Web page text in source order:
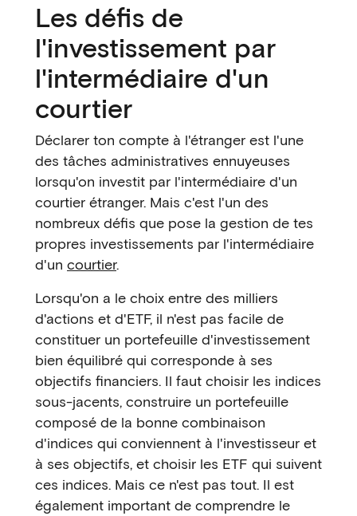
Les défis de
l'investissement par
l'intermédiaire d'un
courtier
Déclarer ton compte à l'étranger est l'une
des tâches administratives ennuyeuses
lorsqu'on investit par l'intermédiaire d'un
courtier étranger. Mais c'est l'un des
nombreux défis que pose la gestion de tes
propres investissements par l'intermédiaire
d'un courtier.
Lorsqu'on a le choix entre des milliers
d'actions et d'ETF, il n'est pas facile de
constituer un portefeuille d'investissement
bien équilibré qui corresponde à ses
objectifs financiers. Il faut choisir les indices
sous-jacents, construire un portefeuille
composé de la bonne combinaison
d'indices qui conviennent à l'investisseur et
à ses objectifs, et choisir les ETF qui suivent
ces indices. Mais ce n'est pas tout. Il est
également important de comprendre le